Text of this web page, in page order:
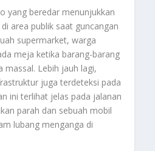
yang beredar menunjukkan
area publik saat guncangan
supermarket, warga
meja ketika barang-barang
massal. Lebih jauh lagi,
juga terdeteksi pada
ini terlihat jelas pada jalanan
parah dan sebuah mobil
lubang menganga di